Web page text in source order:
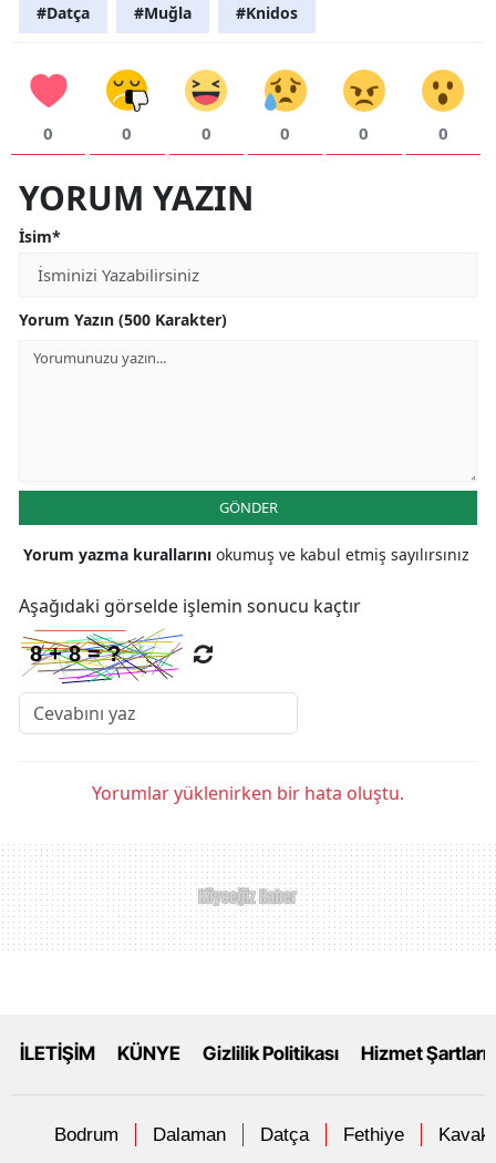
#Datça #Muğla #Knidos
0 0 0 0 0 0
YORUM YAZIN
İsim*
Yorum Yazın (500 Karakter)
GÖNDER
Yorum yazma kurallarını okumuş ve kabul etmiş sayılırsınız
Aşağıdaki görselde işlemin sonucu kaçtır
Yorumlar yüklenirken bir hata oluştu.
İLETİŞİM KÜNYE Gizlilik Politikası Hizmet Şartları
Bodrum Dalaman Datça Fethiye